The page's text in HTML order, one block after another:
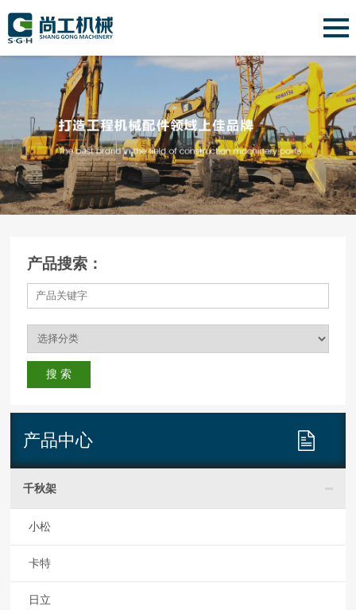
产品搜索：
产品中心
千秋架
小松
卡特
日立